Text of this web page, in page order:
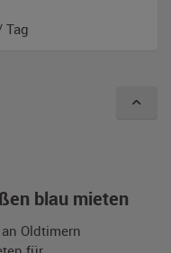
blau mieten
Oldtimern
Tag